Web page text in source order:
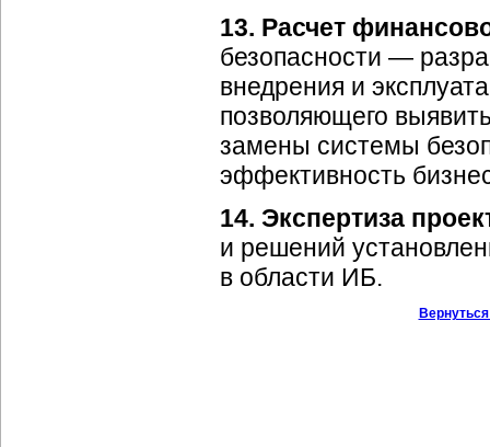
13. Расчет
безопасности —
внедрения и
позволяющего
замены системы
эффективность
14. Экспертиза
и решений
в области ИБ.